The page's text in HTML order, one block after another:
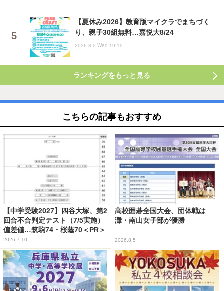
【夏休み2026】教育版マイクラでまちづく
り、親子30組無料…嘉悦大8/24
2026.8.5 Wed 19:15
ランキングをもっと見る
こちらの記事もおすすめ
【中学受験2027】四谷大塚、第2
回合不合判定テスト（7/5実施）
偏差値…筑駒74・桜蔭70＜PR＞
2026.7.10
高校囲碁全国大会、団体戦は
灘・南山女子部が優勝
2026.8.5